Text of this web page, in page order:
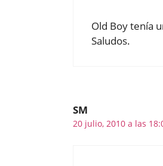
Old Boy tenía
Saludos.
SM
20 julio, 2010 a las